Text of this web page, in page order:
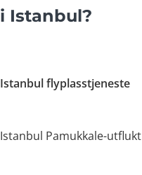
i Istanbul?
Istanbul flyplasstjeneste
Istanbul Pamukkale-utflukt